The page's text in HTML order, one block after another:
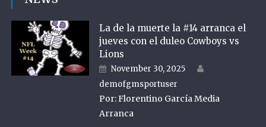
La de la muerte la #14 arranca el
jueves con el duleo Cowboys vs
Lions
Posted on
November 30, 2025
demofgmsportuser
Por: Florentino García Media
Arranca